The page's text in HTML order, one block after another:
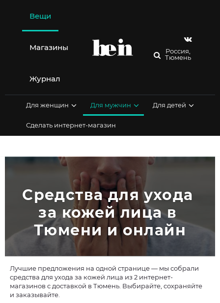
содержимому
Вещи
Магазины
Журнал
Россия,
Тюмень
Для женщин Для мужчин Для детей
Сделать интернет-магазин
Средства для ухода
за кожей лица в
Тюмени и онлайн
Лучшие предложения на одной странице — мы собрали
средства для ухода за кожей лица из 2 интернет-
магазинов с доставкой в Тюмень. Выбирайте, сохраняйте
и заказывайте.